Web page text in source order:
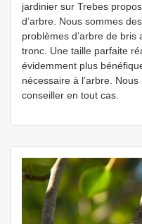
jardinier sur Trebes
d’arbre. Nous sommes
problèmes d’arbre de
tronc. Une taille parfaite
évidemment plus
nécessaire à l’arbre.
conseiller en tout cas.